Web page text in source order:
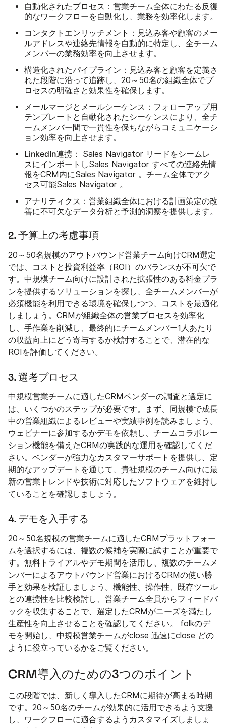
自動化されたプロセス： 営業チーム全体にわたる反復
的なワークフローを自動化し、業務を効率化します。
コンタクトエンリッチメント： 見込み客や顧客のメー
ルアドレスや連絡先情報を自動的に特定し、全チーム
メンバーの業務効率を向上させます。
構造化されたパイプライン： 見込み客と顧客を定義さ
れた段階に沿って追跡し、20～50名の組織全体でプ
ロセスの明確さと効果性を確保します。
メールマージとメールシーケンス： フォローアップ用
テンプレートと自動化されたシーケンスにより、全チ
ームメンバー間で一貫性を保ちながらコミュニケーシ
ョン効率を向上させます。
LinkedIn連携：
Sales Navigator リードをシームレ
スにインポートしSales Navigator すべての連絡先情
報をCRM内にSales Navigator 。チーム全体でアク
セス可能Sales Navigator 。
アナリティクス： 営業組織全体における計画策定の改
善に不可欠なデータ分析と予測的洞察を提供します。
2. 予算上の考慮事項
20～50名規模のアウトバウンド営業チーム向けCRM選定
では、コストと投資利益率（ROI）のバランスが不可欠で
す。中規模チーム向けに設計された拡張性のある料金プラ
ンを提供するソリューションを探し、全チームメンバーが
必須機能を利用できる環境を確保しつつ、コストを最適化
しましょう。CRMが組織全体の営業プロセスを効率化
し、手作業を削減し、最終的にチームメンバー1人あたり
の収益向上にどう寄与するか検討することで、潜在的な
ROIを評価してください。
3. 選考プロセス
中規模営業チームに適したCRMベンダーの調査と選定に
は、いくつかのステップが必要です。まず、同規模で成長
中の営業組織によるレビューや実績事例を読みましょう。
ウェビナーに参加するかデモを依頼し、チームコラボレー
ション機能を備えたCRMの実践的な運用を確認してくだ
さい。ベンダーが強力なカスタマーサポートを提供し、定
期的なアップデートを通じて、貴社規模のチーム向けに最
新の営業トレンドや技術に対応したソフトウェアを維持し
ていることを確認しましょう。
4. デモを入手する
20～50名規模の営業チームに適したCRMプラットフォー
ムを選択するには、複数の候補を実際に試すことが重要で
す。無料トライアルやデモ期間を活用し、複数のチームメ
ンバーによるアウトバウンド営業におけるCRMの使い勝
手と効果を検証しましょう。機能性、操作性、既存ツール
との連携性を比較検討し、営業チーム全員からフィードバ
ックを収集することで、選定したCRMがニーズを満たし
生産性を向上させることを確認してください。
folkのデ
モを開始し、 中規模営業チームがclose 迅速にclose どの
ように役立っているかをご覧ください。
CRM導入のための3つのポイント
この段階では、新しく導入したCRMに期待が高まる時期
です。20～50名のチームが効果的に活用できるよう支援
し、ワークフローに適合するようカスタマイズしましょ